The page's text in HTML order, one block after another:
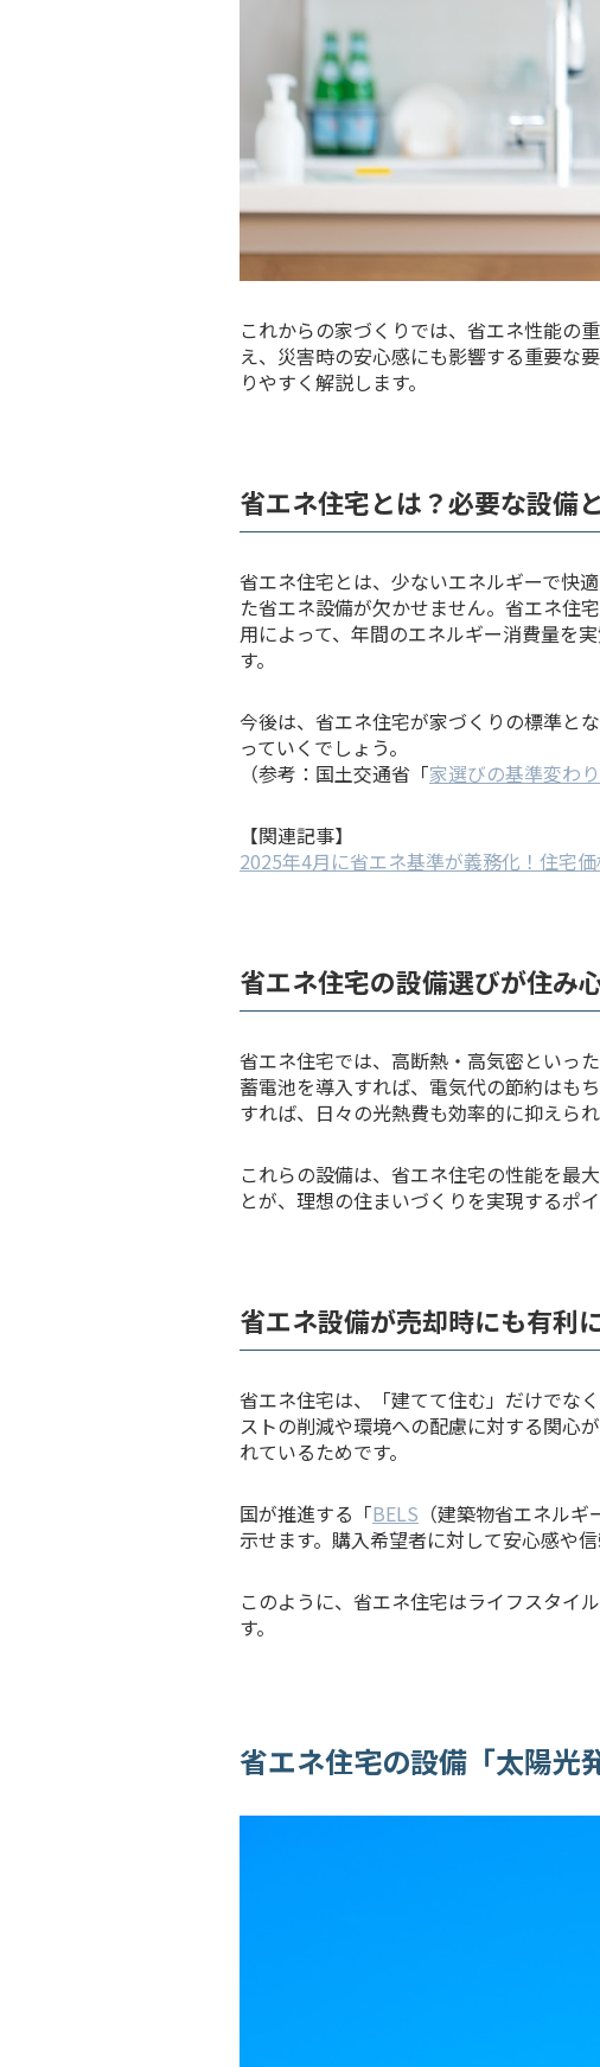
これからの家づくりでは、省エネ性能の
え、災害時の安心感にも影響する重要な
りやすく解説します。
省エネ住宅とは？必要な設備
省エネ住宅とは、少ないエネルギーで快
た省エネ設備が欠かせません。省エネ住
用によって、年間のエネルギー消費量を
す。
今後は、省エネ住宅が家づくりの標準と
っていくでしょう。
（参考：国土交通省「家選びの基準変わ
【関連記事】
2025年4月に省エネ基準が義務化！住宅
省エネ住宅の設備選びが住み
省エネ住宅では、高断熱・高気密といっ
蓄電池を導入すれば、電気代の節約はも
すれば、日々の光熱費も効率的に抑えられ
これらの設備は、省エネ住宅の性能を最
とが、理想の住まいづくりを実現するポイ
省エネ設備が売却時にも有利
省エネ住宅は、「建てて住む」だけでな
ストの削減や環境への配慮に対する関心
れているためです。
国が推進する「BELS （建築物省エネル
示せます。購入希望者に対して安心感や
このように、省エネ住宅はライフスタイ
す。
省エネ住宅の設備「太陽光